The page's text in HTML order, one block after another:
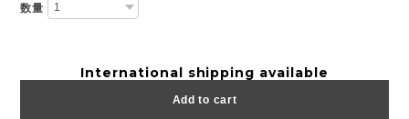
数量
International shipping available
Add to cart